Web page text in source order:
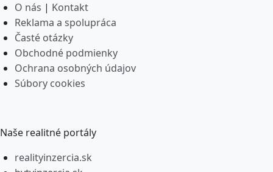
O nás | Kontakt
Reklama a spolupráca
Časté otázky
Obchodné podmienky
Ochrana osobných údajov
Súbory cookies
Naše realitné portály
realityinzercia.sk